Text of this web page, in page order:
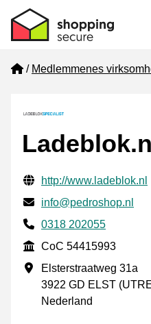
Home
Medlemmenes
Verifisert
Website URL
http://www.ladeblok.nl
E-post
info@pedroshop.nl
Phone number
0318 202055
CoC
CoC 54415993
Forretningsadresse
Elsterstraatweg 31a
3922 GD ELST
Nederland